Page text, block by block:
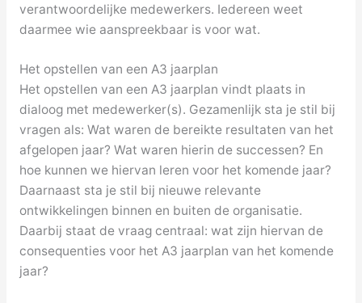
verantwoordelijke medewerkers. Iedereen weet
daarmee wie aanspreekbaar is voor wat.
Het opstellen van een A3 jaarplan
Het opstellen van een A3 jaarplan vindt plaats in
dialoog met medewerker(s). Gezamenlijk sta je stil bij
vragen als: Wat waren de bereikte resultaten van het
afgelopen jaar? Wat waren hierin de successen? En
hoe kunnen we hiervan leren voor het komende jaar?
Daarnaast sta je stil bij nieuwe relevante
ontwikkelingen binnen en buiten de organisatie.
Daarbij staat de vraag centraal: wat zijn hiervan de
consequenties voor het A3 jaarplan van het komende
jaar?